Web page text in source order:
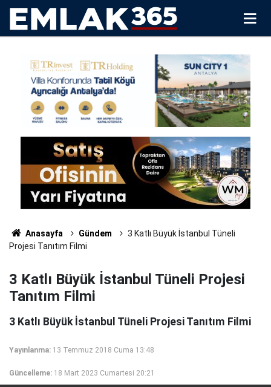
Anasayfa Gündem
3 Katlı Büyük İstanbul Tüneli
Projesi Tanıtım Filmi
3 Katlı Büyük İstanbul Tüneli Projesi
Tanıtım Filmi
3 Katlı Büyük İstanbul Tüneli Projesi Tanıtım Filmi
Yayınlanma: 13 Temmuz 2018 Cuma 13:48
Güncelleme: 18 Mart 2023 Cumartesi 20:21